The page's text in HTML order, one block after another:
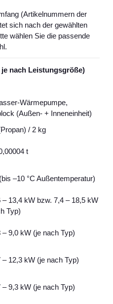
(Artikelnummern der
sich nach der gewählten
wählen Sie die passende
nach Leistungsgröße)
(Außen- + Inneneinheit)
/ 2 kg
t
–10 °C Außentemperatur)
– 13,4 kW bzw. 7,4 – 18,5 kW
Typ)
– 9,0 kW (je nach Typ)
– 12,3 kW (je nach Typ)
– 9,3 kW (je nach Typ)